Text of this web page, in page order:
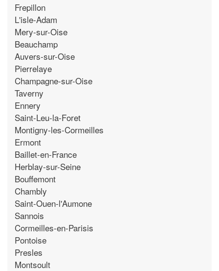
Frepillon
L'isle-Adam
Mery-sur-Oise
Beauchamp
Auvers-sur-Oise
Pierrelaye
Champagne-sur-Oise
Taverny
Ennery
Saint-Leu-la-Foret
Montigny-les-Cormeilles
Ermont
Baillet-en-France
Herblay-sur-Seine
Bouffemont
Chambly
Saint-Ouen-l'Aumone
Sannois
Cormeilles-en-Parisis
Pontoise
Presles
Montsoult